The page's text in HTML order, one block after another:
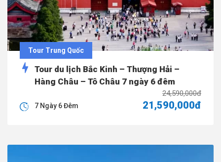
Tour Trung Quốc
Tour du lịch Bắc Kinh – Thượng Hải –
Hàng Châu – Tô Châu 7 ngày 6 đêm
24,590,000đ
21,590,000đ
7 Ngày 6 Đêm